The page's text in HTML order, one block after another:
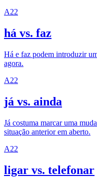
A22
há vs. faz
Há e faz podem introduzir
agora.
A22
já vs. ainda
Já costuma marcar uma
situação anterior em aberto.
A22
ligar vs. telefonar